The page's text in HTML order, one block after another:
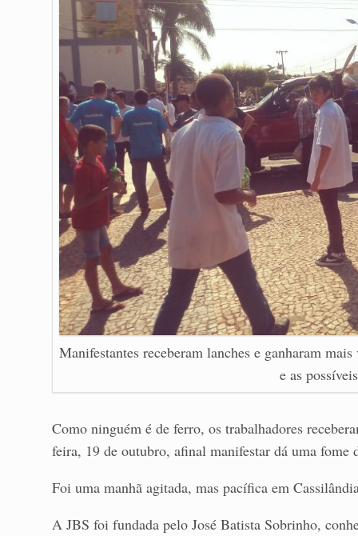
Manifestantes receberam lanches e ganharam
e as
Como ninguém é de ferro, os trabalhadores
feira, 19 de outubro, afinal manifestar dá uma fome
Foi uma manhã agitada, mas pacífica em
A JBS foi fundada pelo José Batista Sobrinho,